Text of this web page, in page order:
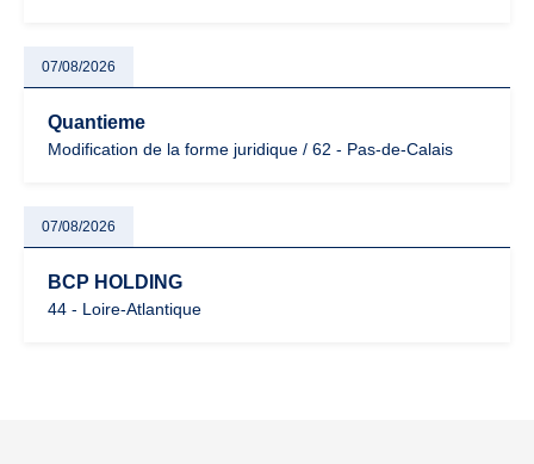
07/08/2026
Quantieme
Modification de la forme juridique / 62 - Pas-de-Calais
07/08/2026
BCP HOLDING
44 - Loire-Atlantique